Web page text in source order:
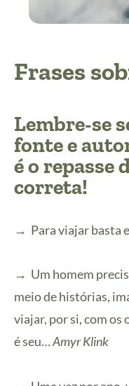
Frases
Lembre-se
fonte e
é o repasse
correta!
→ Para viajar basta
→ Um homem
meio de histórias,
viajar, por si, com os
é seu…Amyr Klink